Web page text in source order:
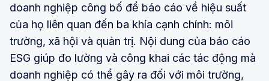
doanh nghiệp công bố để báo cáo về hiệu suất
của họ liên quan đến ba khía cạnh chính: môi
trường, xã hội và quản trị. Nội dung của báo cáo
ESG giúp đo lường và công khai các tác động mà
doanh nghiệp có thể gây ra đối với môi trường,